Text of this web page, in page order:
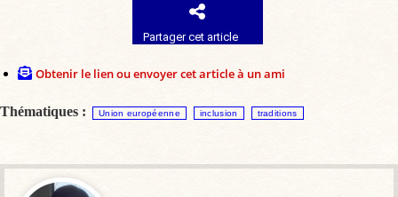
Partager cet article
Obtenir le lien ou envoyer cet article à un ami
Thématiques : Union européenne inclusion traditions